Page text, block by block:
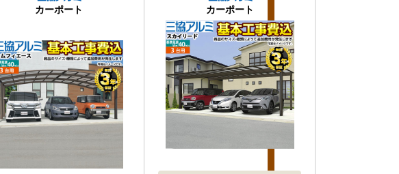
カーポート カーポート